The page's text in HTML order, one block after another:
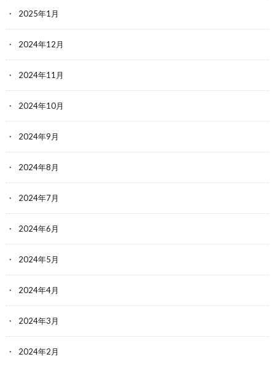
2025年1月
2024年12月
2024年11月
2024年10月
2024年9月
2024年8月
2024年7月
2024年6月
2024年5月
2024年4月
2024年3月
2024年2月